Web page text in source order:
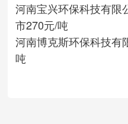
河南宝兴环保科技有限
市270元/吨
河南博克斯环保科技有
吨